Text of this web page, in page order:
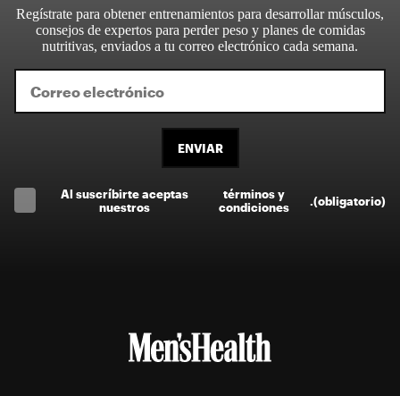
Regístrate para obtener entrenamientos para desarrollar músculos,
consejos de expertos para perder peso y planes de comidas
nutritivas, enviados a tu correo electrónico cada semana.
ENVIAR
Al suscríbirte aceptas
nuestros
términos y
condiciones
(obligatorio)